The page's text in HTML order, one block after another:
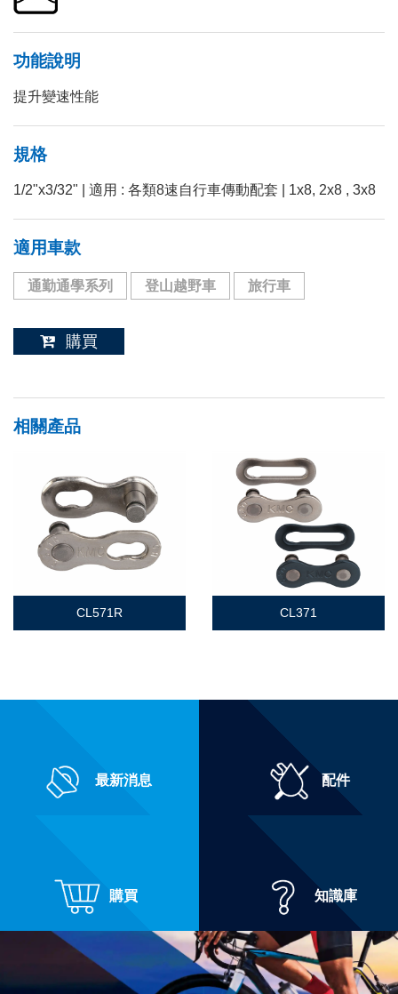
功能說明
提升變速性能
規格
1/2"x3/32" | 適用 : 各類8速自行車傳動配套 | 1x8, 2x8 , 3x8
適用車款
通勤通學系列 登山越野車 旅行車
購買
相關產品
CL571R CL371
最新消息 配件
購買 知識庫